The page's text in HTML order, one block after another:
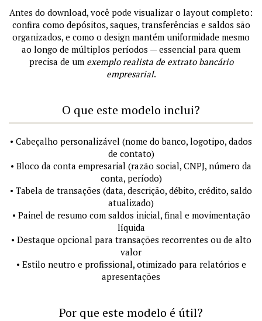
Antes do download, você pode visualizar o layout completo:
confira como depósitos, saques, transferências e saldos são
organizados, e como o design mantém uniformidade mesmo
ao longo de múltiplos períodos — essencial para quem
precisa de um exemplo realista de extrato bancário
empresarial.
O que este modelo inclui?
• Cabeçalho personalizável (nome do banco, logotipo, dados
de contato)
• Bloco da conta empresarial (razão social, CNPJ, número da
conta, período)
• Tabela de transações (data, descrição, débito, crédito, saldo
atualizado)
• Painel de resumo com saldos inicial, final e movimentação
líquida
• Destaque opcional para transações recorrentes ou de alto
valor
• Estilo neutro e profissional, otimizado para relatórios e
apresentações
Por que este modelo é útil?